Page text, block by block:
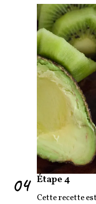
04 Étape 4
Cette recette